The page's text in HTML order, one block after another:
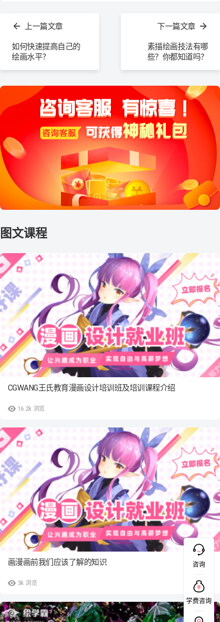
上一篇文章
如何快速提高自己的
绘画水平？
下一篇文章
素描绘画技法有哪
些？你都知道吗？
16.2k 浏览
CGWANG王氏教育漫画设计培训班及培训课程介绍
3k 浏览
画漫画前我们应该了解的知识 咨询
学费咨询